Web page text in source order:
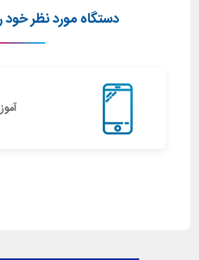
دستگاه مورد نظر خود